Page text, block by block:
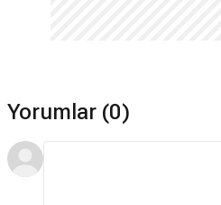
Yorumlar (0)